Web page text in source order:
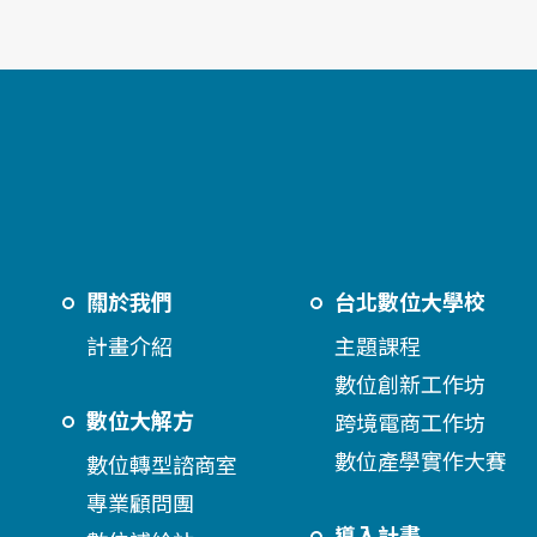
關於我們
計畫介紹
數位大解方
數位轉型諮商室
專業顧問團
台北數位大學校
主題課程
數位創新工作坊
跨境電商工作坊
數位產學實作大賽